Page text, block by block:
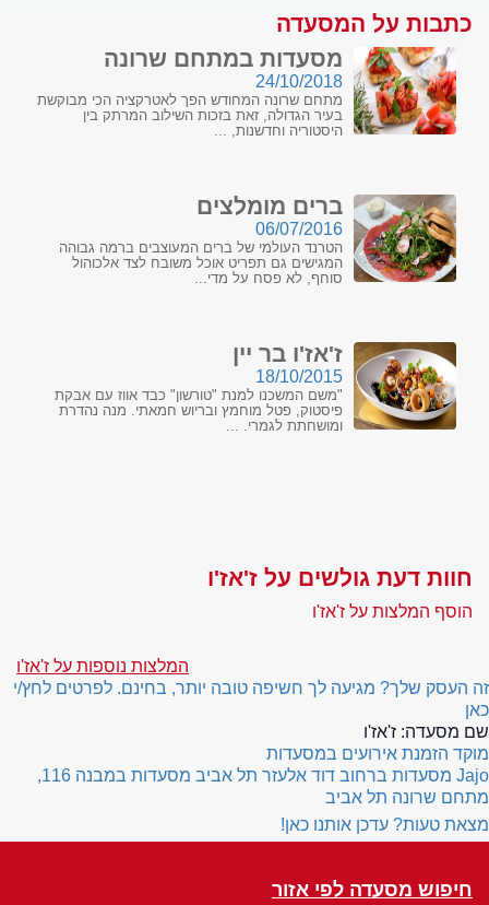
כתבות על המסעדה
מסעדות במתחם שרונה
24/10/2018
מתחם שרונה המחודש הפך לאטרקציה הכי מבוקשת
בעיר הגדולה, זאת בזכות השילוב המרתק בין
היסטוריה וחדשנות, ...
ברים מומלצים
06/07/2016
הטרנד העולמי של ברים המעוצבים ברמה גבוהה
המגישים גם תפריט אוכל משובח לצד אלכוהול
סוחף, לא פסח על מדי...
ז'אז'ו בר יין
18/10/2015
"משם המשכנו למנת "טורשון" כבד אווז עם אבקת
פיסטוק, פטל מוחמץ ובריוש חמאתי. מנה נהדרת
ומושחתת לגמרי. ...
חוות דעת גולשים על ז'אז'ו
הוסף המלצות על ז'אז'ו
המלצות נוספות על ז'אז'ו
זה העסק שלך? מגיעה לך חשיפה טובה יותר, בחינם. לפרטים לחץ/י
כאן
שם מסעדה: ז'אז'ו
מוקד הזמנת אירועים במסעדות
Jajo מסעדות ברחוב דוד אלעזר תל אביב
מסעדות במבנה 116,
מתחם שרונה תל אביב
מצאת טעות? עדכן אותנו כאן!
חיפוש מסעדה לפי אזור